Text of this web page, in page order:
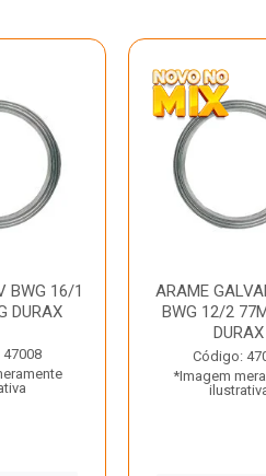
BWG 16/1
DURAX
ARAME
BWG 12/2
DURAX
Código:
*Imagem